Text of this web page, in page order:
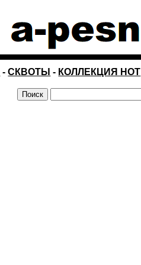
-СКВОТЫ - КОЛЛЕКЦИЯ НОТ